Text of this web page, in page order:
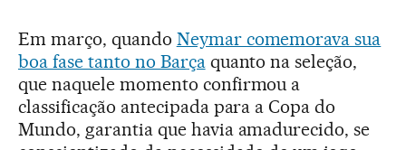
Em março, quando Neymar comemorava sua
boa fase tanto no Barçaquanto na seleção,
que naquele momento confirmou a
classificação antecipada para a Copa do
Mundo, garantia que havia amadurecido, se